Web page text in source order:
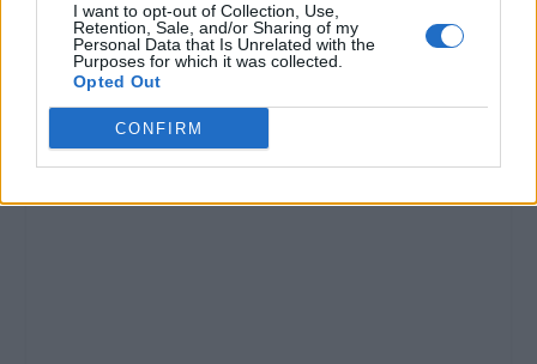
I want to opt-out of Collection, Use,
Retention, Sale, and/or Sharing of my
Personal Data that Is Unrelated with the
Purposes for which it was collected.
Opted Out
CONFIRM